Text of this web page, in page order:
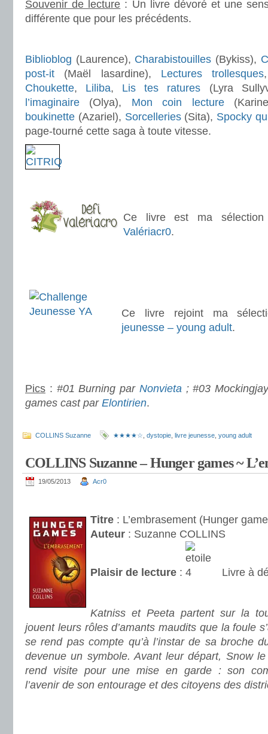
Souvenir de lecture : Un livre dévoré et une
différente que pour les précédents.
Biblioblog (Laurence), Charabistouilles (Bykiss),
post-it (Maël lasardine), Lectures trollesques
Choukette, Liliba, Lis tes ratures (Lyra
l’imaginaire (Olya), Mon coin lecture
boukinette (Azariel), Sorcelleries(Sita), Spocky
page-tourné cette saga à toute vitesse.
Ce livre est ma
Valériacr0.
Ce livre rejoint ma
jeunesse – young adult.
Pics : #01 Burning par Nonvieta; #03
games cast par Elontirien.
COLLINS Suzanne ★★★★☆ dystopie livre jeunesse young adult
COLLINS Suzanne – Hunger games ~
19/05/2013 Acr0
Titre : L’embrasement (Hunger
Auteur : Suzanne COLLINS
Plaisir de lecture :
Livre à
Katniss et Peeta partent sur la
jouent leurs rôles d’amants maudits que la foule
se rend pas compte qu’à l’instar de sa broche
devenue un symbole. Avant leur départ, Snow
rend visite pour une mise en garde : son
l’avenir de son entourage et des citoyens des